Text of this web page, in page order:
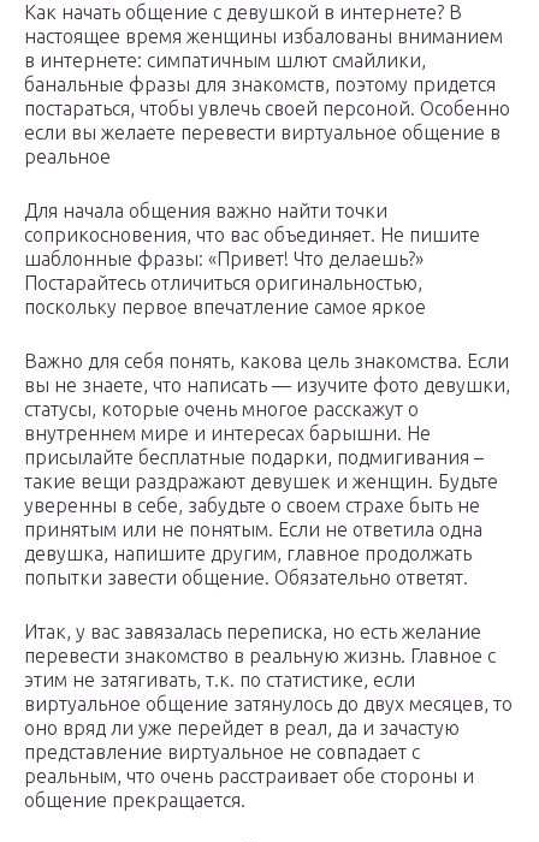
Как начать общение с девушкой в интернете? В
настоящее время женщины избалованы вниманием
в интернете: симпатичным шлют смайлики,
банальные фразы для знакомств, поэтому придется
постараться, чтобы увлечь своей персоной. Особенно
если вы желаете перевести виртуальное общение в
реальное
Для начала общения важно найти точки
соприкосновения, что вас объединяет. Не пишите
шаблонные фразы: «Привет! Что делаешь?»
Постарайтесь отличиться оригинальностью,
поскольку первое впечатление самое яркое
Важно для себя понять, какова цель знакомства. Если
вы не знаете, что написать — изучите фото девушки,
статусы, которые очень многое расскажут о
внутреннем мире и интересах барышни. Не
присылайте бесплатные подарки, подмигивания –
такие вещи раздражают девушек и женщин. Будьте
уверенны в себе, забудьте о своем страхе быть не
принятым или не понятым. Если не ответила одна
девушка, напишите другим, главное продолжать
попытки завести общение. Обязательно ответят.
Итак, у вас завязалась переписка, но есть желание
перевести знакомство в реальную жизнь. Главное с
этим не затягивать, т.к. по статистике, если
виртуальное общение затянулось до двух месяцев, то
оно вряд ли уже перейдет в реал, да и зачастую
представление виртуальное не совпадает с
реальным, что очень расстраивает обе стороны и
общение прекращается.